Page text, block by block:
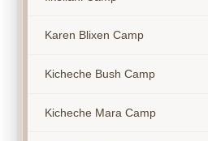
Karen Blixen Camp
Kicheche Bush Camp
Kicheche Mara Camp